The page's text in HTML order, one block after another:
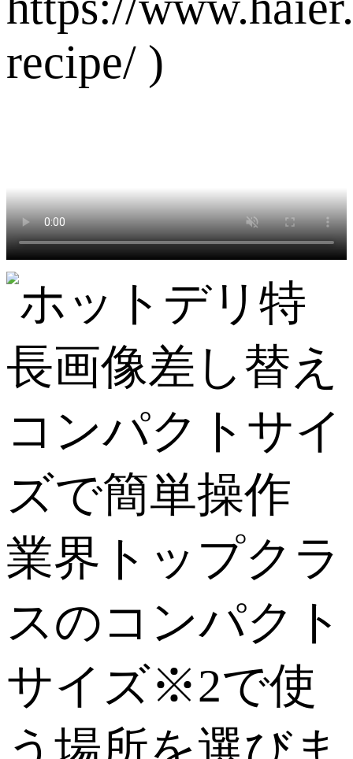
recipe/ )
コンパクトサイ
ズで簡単操作
業界トップクラ
スのコンパクト
サイズ※2で使